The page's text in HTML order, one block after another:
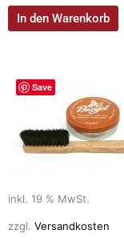
In den Warenkorb
Save
inkl. 19 % MwSt.
zzgl. Versandkosten